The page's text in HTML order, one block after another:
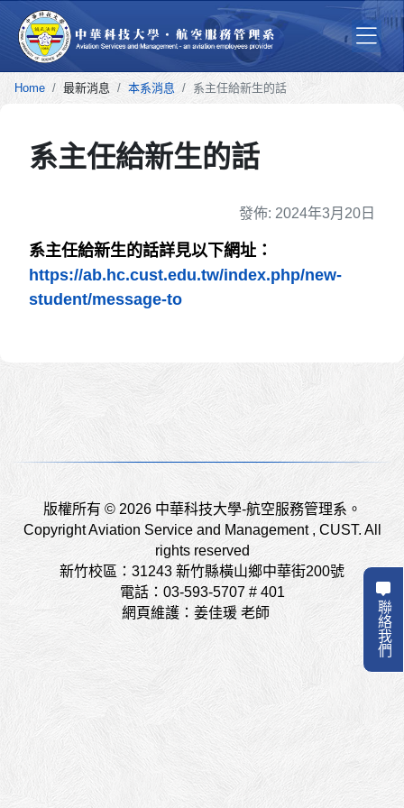
Home 最新消息 本系消息 系主任給新生的話
系主任給新生的話
發佈: 2024年3月20日
系主任給新生的話詳見以下網址：
https://ab.hc.cust.edu.tw/index.php/new-
student/message-to
版權所有 © 2026 中華科技大學-航空服務管理系。
Copyright Aviation Service and Management , CUST. All
rights reserved
新竹校區：31243 新竹縣橫山鄉中華街200號
電話：03-593-5707 # 401
網頁維護：姜佳瑗 老師
聯絡我們